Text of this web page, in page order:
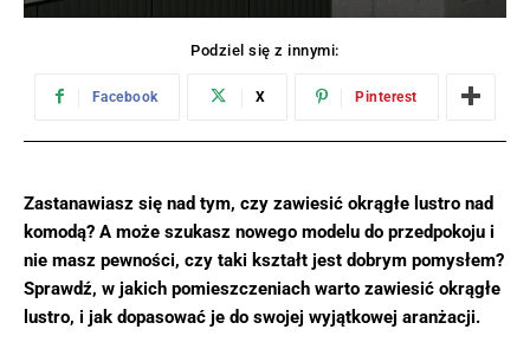
Podziel się z innymi:
Facebook X Pinterest
Zastanawiasz się nad tym, czy zawiesić okrągłe lustro nad
komodą? A może szukasz nowego modelu do przedpokoju i
nie masz pewności, czy taki kształt jest dobrym pomysłem?
Sprawdź, w jakich pomieszczeniach warto zawiesić okrągłe
lustro, i jak dopasować je do swojej wyjątkowej aranżacji.